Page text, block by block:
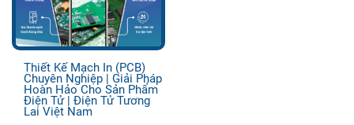
Thiết Kế Mạch In (PCB)
Chuyên Nghiệp | Giải Pháp
Hoàn Hảo Cho Sản Phẩm
Điện Tử | Điện Tử Tương
Lai Việt Nam